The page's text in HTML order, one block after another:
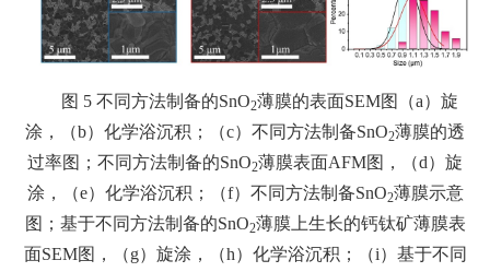
图 5 不同方法制备的SnO2薄膜的表面SEM图（a）旋
涂，（b）化学浴沉积；（c）不同方法制备SnO2薄膜的透
过率图；不同方法制备的SnO2薄膜表面AFM图，（d）旋
涂，（e）化学浴沉积；（f）不同方法制备SnO2薄膜示意
图；基于不同方法制备的SnO2薄膜上生长的钙钛矿薄膜表
面SEM图，（g）旋涂，（h）化学浴沉积；（i）基于不同